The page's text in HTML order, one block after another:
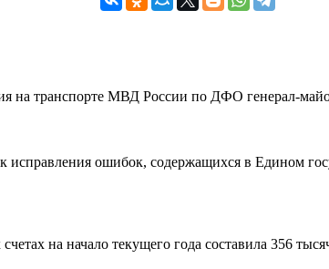
на транспорте МВД России по ДФО генерал-
исправления ошибок, содержащихся в Едином
на начало текущего года составила 356